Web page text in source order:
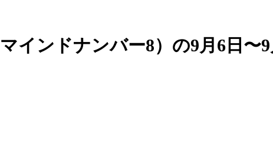
インドナンバー8）の9月6日〜